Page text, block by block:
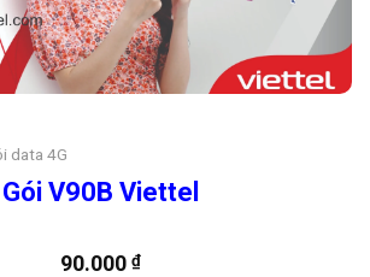
data 4G
Gói V90B Viettel
90.000 ₫